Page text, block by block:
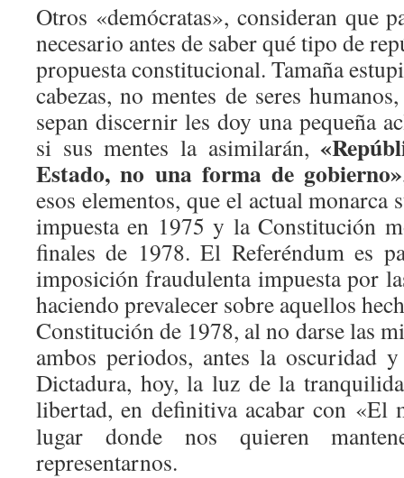
Otros «demócratas», consideran que
necesario antes de saber qué tipo de
propuesta constitucional. Tamaña
cabezas, no mentes de seres
sepan discernir les doy una pequeña
si sus mentes la asimilarán,
Estado, no una forma de gobierno»
esos elementos, que el actual
impuesta en 1975 y la Constitución
finales de 1978. El Referéndum es
imposición fraudulenta impuesta por
haciendo prevalecer sobre aquellos
Constitución de 1978, al no darse las
ambos periodos, antes la oscuridad
Dictadura, hoy, la luz de la
libertad, en definitiva acabar con «El
lugar donde nos quieren
representarnos.